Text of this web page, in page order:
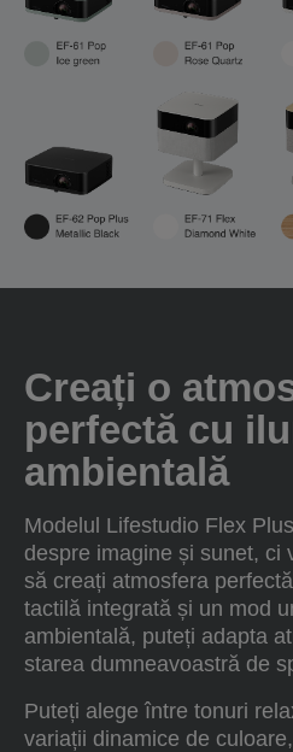
Creați o
perfectă cu
ambientală
Modelul Lifestudio Flex
despre imagine și sunet, ci
să creați atmosfera
tactilă integrată și un mod
ambientală, puteți adapta
starea dumneavoastră de
Puteți alege între tonuri
variații dinamice de